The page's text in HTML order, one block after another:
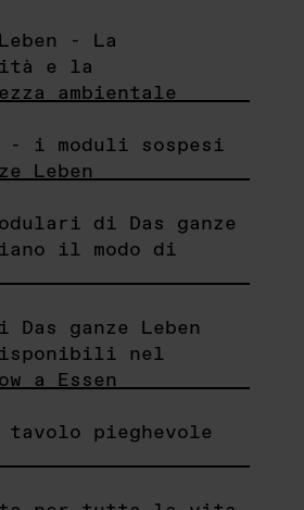
- La
e la
ambientale
- i moduli sospesi
Leben
di Das ganze
il modo di
ganze Leben
nel
a Essen
tavolo pieghevole